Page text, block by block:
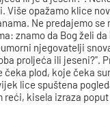
Više opažamo klice
Ne predajemo se
znamo da Bog želi
njegovatelji
proljeća ili jeseni?".
čeka plod, koje čeka
lice spuštena
reći, kisela izraza